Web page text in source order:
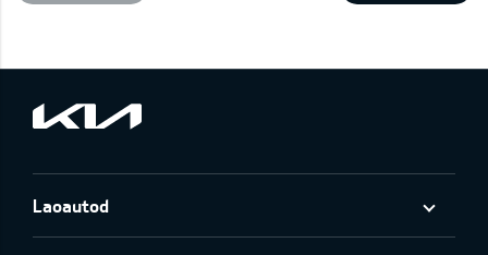
Laoautod